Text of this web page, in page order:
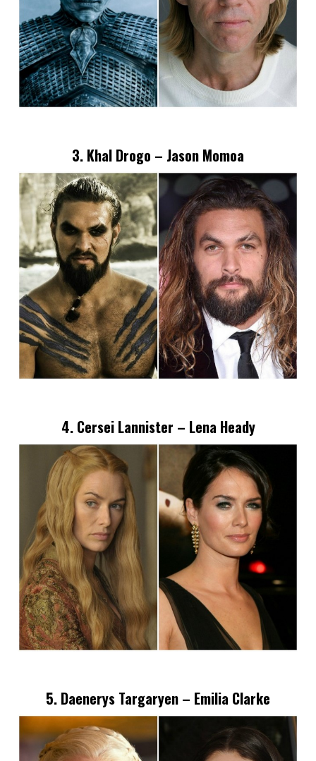
3. Khal Drogo – Jason Momoa
4. Cersei Lannister – Lena Heady
5. Daenerys Targaryen – Emilia Clarke